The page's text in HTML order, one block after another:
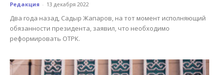
Редакция - 13 декабря 2022
Два года назад, Садыр Жапаров, на тот момент исполняющий
обязанности президента, заявил, что необходимо
реформировать ОТРК.